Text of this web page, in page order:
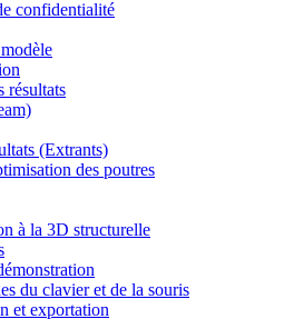
confidentialité
résultats
(Extrants)
des poutres
à la 3D structurelle
du clavier et de la souris
et exportation